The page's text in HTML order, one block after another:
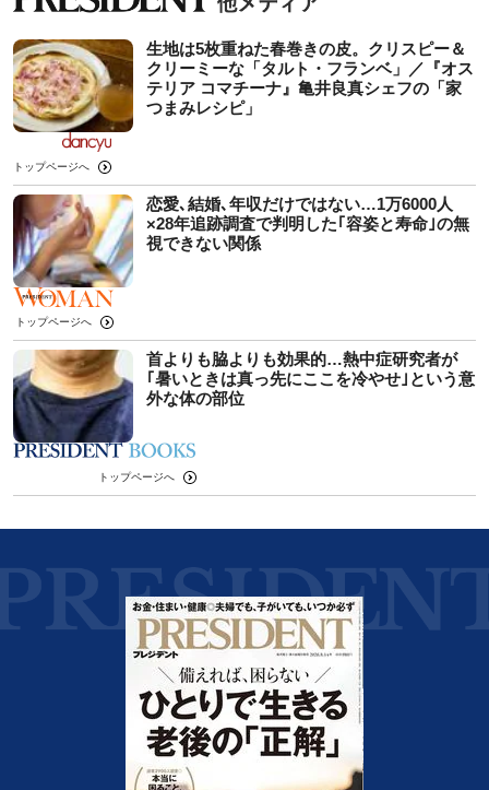
生地は5枚重ねた春巻きの皮。クリスピー＆
クリーミーな「タルト・フランベ」／『オス
テリア コマチーナ』亀井良真シェフの「家
つまみレシピ」
トップページへ
恋愛､結婚､年収だけではない…1万6000人
×28年追跡調査で判明した｢容姿と寿命｣の無
視できない関係
トップページへ
首よりも脇よりも効果的…熱中症研究者が
｢暑いときは真っ先にここを冷やせ｣という意
外な体の部位
トップページへ